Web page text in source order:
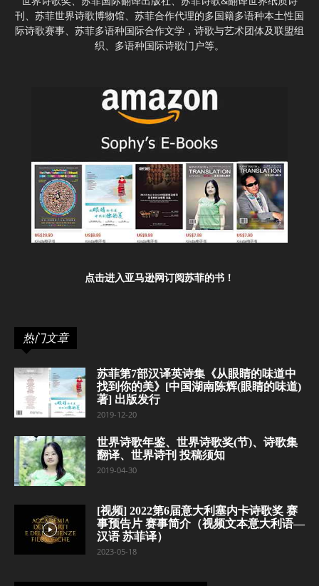
刊、苏菲世界诗歌博物馆、苏菲合作代理的多国籍多语种本土性国
际诗歌赛事、苏菲多语种国际合作文学，诗歌与艺术团体及联盟组
织、多语种国际诗歌门户等。
点击进入亚马逊网订阅苏菲的书！
热门文章
苏菲第7部汉译英诗集《从眼睛的味道中
找到你的美》[中国湖南陈辉(眼睛的味道)
著] 出版发行
2019-12-20
世界诗歌年鉴、世界诗歌奖(节)、诗歌集
翻译、世界诗刊 投稿须知
2019-04-30
[视频] 2022第6届意大利塞内卡诗歌奖 赛
事预告片 赛事简介（视频文本意大利语—
汉语 苏菲译）
2023-05-18